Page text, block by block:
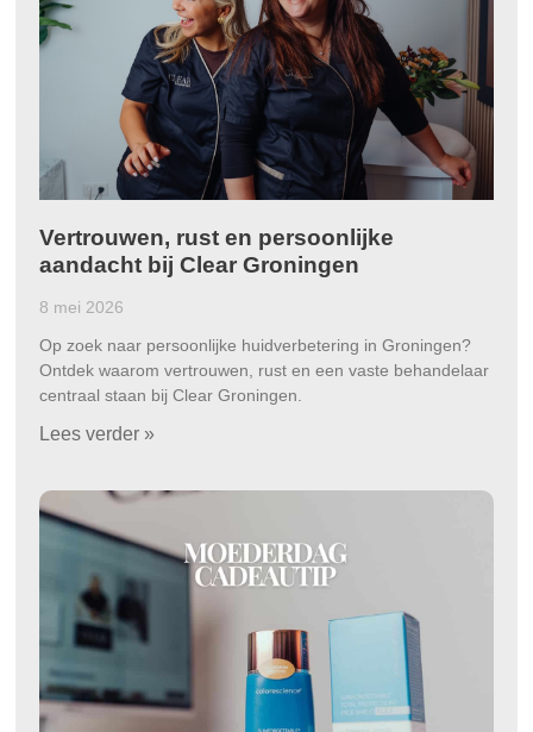
Vertrouwen, rust en persoonlijke
aandacht bij Clear Groningen
8 mei 2026
Op zoek naar persoonlijke huidverbetering in Groningen?
Ontdek waarom vertrouwen, rust en een vaste behandelaar
centraal staan bij Clear Groningen.
Lees verder »